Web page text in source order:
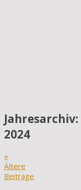
Jahresarchiv:
2024
«
Ältere
Beiträge